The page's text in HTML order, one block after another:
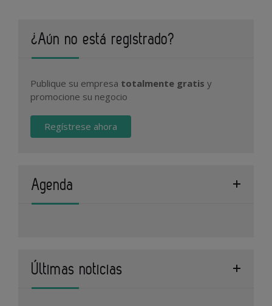
¿Aún no está registrado?
Publique su empresa totalmente gratis y
promocione su negocio
Regístrese ahora
Agenda
Últimas noticias